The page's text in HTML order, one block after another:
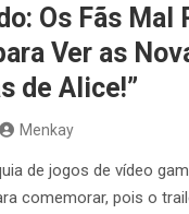
Os Fãs Mal
Ver as
de Alice!”
Menkay
de jogos de vídeo
comemorar, pois o